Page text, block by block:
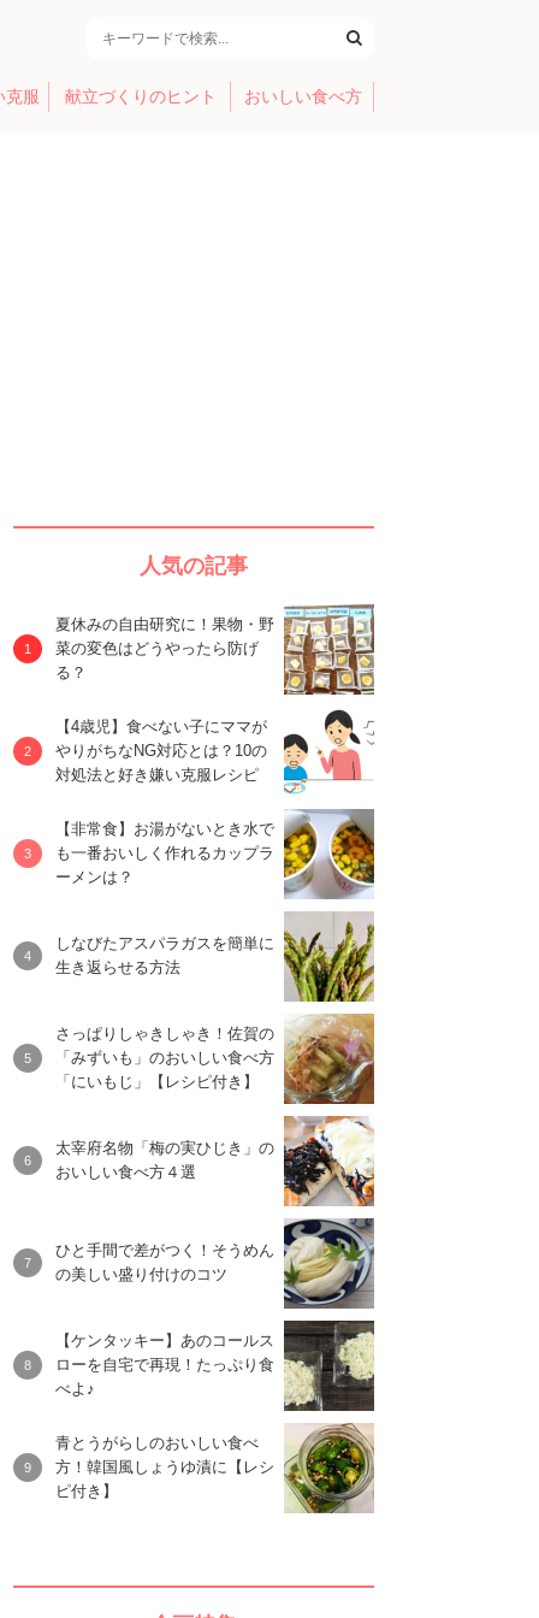
克服 献立づくりのヒント おいしい食べ方
人気の記事
夏休みの自由研究に！果物・野
菜の変色はどうやったら防げ
る？
【4歳児】食べない子にママが
やりがちなNG対応とは？10の
対処法と好き嫌い克服レシピ
【非常食】お湯がないとき水で
も一番おいしく作れるカップラ
ーメンは？
しなびたアスパラガスを簡単に
生き返らせる方法
さっぱりしゃきしゃき！佐賀の
「みずいも」のおいしい食べ方
「にいもじ」【レシピ付き】
太宰府名物「梅の実ひじき」の
おいしい食べ方４選
ひと手間で差がつく！そうめん
の美しい盛り付けのコツ
【ケンタッキー】あのコールス
ローを自宅で再現！たっぷり食
べよ♪
青とうがらしのおいしい食べ
方！韓国風しょうゆ漬に【レシ
ピ付き】